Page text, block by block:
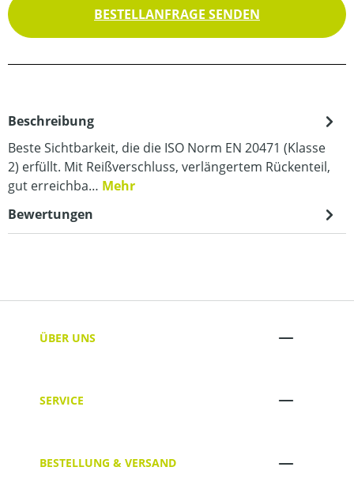
BESTELLANFRAGE SENDEN
Beschreibung
Beste Sichtbarkeit, die die ISO Norm EN 20471 (Klasse
2) erfüllt. Mit Reißverschluss, verlängertem Rückenteil,
gut erreichba… Mehr
Bewertungen
ÜBER UNS
SERVICE
BESTELLUNG & VERSAND